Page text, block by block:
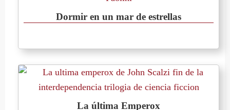
Dormir en un mar de estrellas
La última Emperox